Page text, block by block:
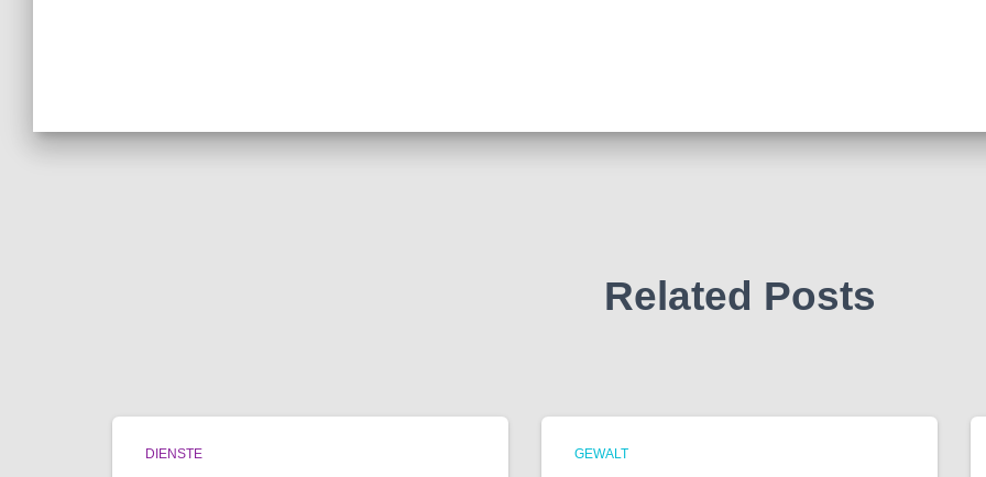
Related Posts
DIENSTE GEWALT